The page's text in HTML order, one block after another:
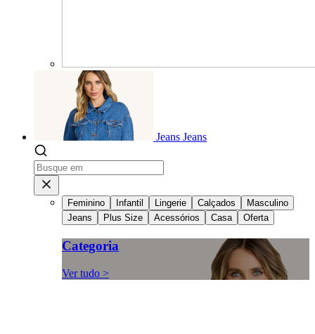
Jeans Jeans
Feminino Infantil Lingerie Calçados
Masculino
Jeans
Plus Size Acessórios Casa Oferta
Categoria
Ver tudo >